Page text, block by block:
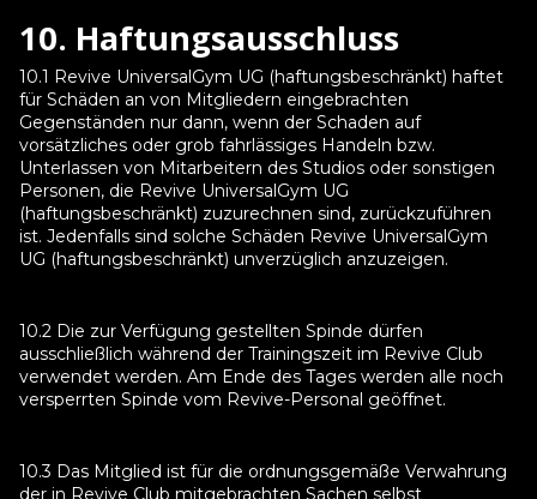
10. Haftungsausschluss
10.1 Revive UniversalGym UG (haftungsbeschränkt) haftet
für Schäden an von Mitgliedern eingebrachten
Gegenständen nur dann, wenn der Schaden auf
vorsätzliches oder grob fahrlässiges Handeln bzw.
Unterlassen von Mitarbeitern des Studios oder sonstigen
Personen, die Revive UniversalGym UG
(haftungsbeschränkt) zuzurechnen sind, zurückzuführen
ist. Jedenfalls sind solche Schäden Revive UniversalGym
UG (haftungsbeschränkt) unverzüglich anzuzeigen.
10.2 Die zur Verfügung gestellten Spinde dürfen
ausschließlich während der Trainingszeit im Revive Club
verwendet werden. Am Ende des Tages werden alle noch
versperrten Spinde vom Revive-Personal geöffnet.
10.3 Das Mitglied ist für die ordnungsgemäße Verwahrung
der in Revive Club mitgebrachten Sachen selbst